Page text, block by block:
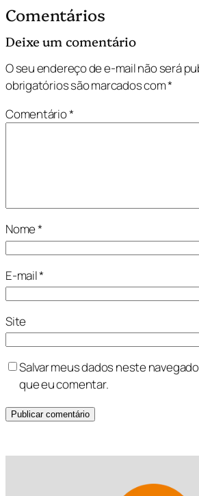
Comentários
Deixe um comentário
O seu endereço de e-mail não será
obrigatórios são marcados com*
Comentário*
Nome*
E-mail*
Site
Salvar meus dados neste
que eu comentar.